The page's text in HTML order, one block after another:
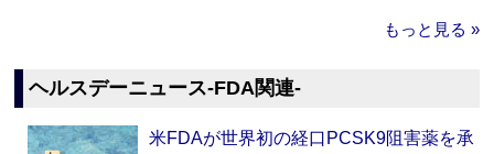
もっと見る »
ヘルスデーニュース‐FDA関連‐
米FDAが世界初の経口PCSK9阻害薬を承